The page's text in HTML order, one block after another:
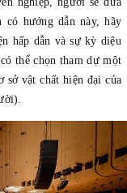
có hướng dẫn này, hãy
hấp dẫn và sự kỳ diệu
thể chọn tham dự một
sở vật chất hiện đại của